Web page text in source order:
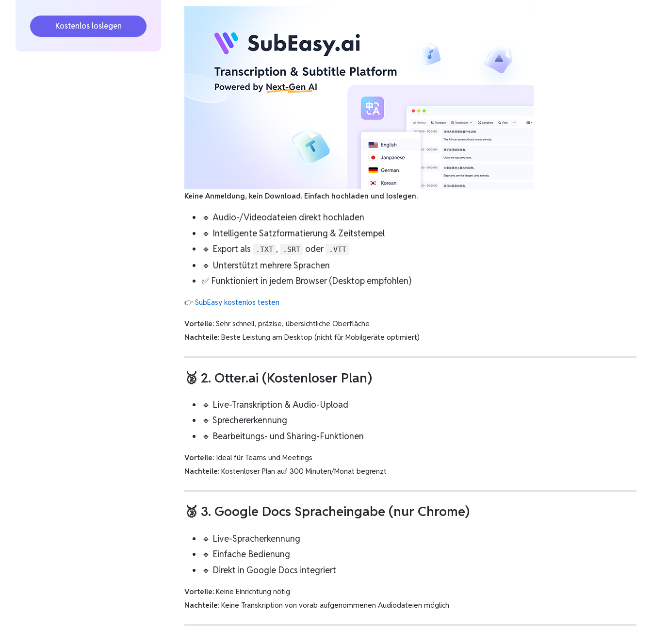
Kostenlos loslegen
Keine Anmeldung, kein Download. Einfach hochladen und loslegen.
🔹 Audio-/Videodateien direkt hochladen
🔹 Intelligente Satzformatierung & Zeitstempel
🔹 Export als
.TXT , .SRT oder .VTT
🔹 Unterstützt mehrere Sprachen
✅ Funktioniert in jedem Browser (Desktop empfohlen)
👉 SubEasy kostenlos testen
Vorteile: Sehr schnell, präzise, übersichtliche Oberfläche
Nachteile: Beste Leistung am Desktop (nicht für Mobilgeräte optimiert)
🥈 2. Otter.ai (Kostenloser Plan)
🔹 Live-Transkription & Audio-Upload
🔹 Sprechererkennung
🔹 Bearbeitungs- und Sharing-Funktionen
Vorteile: Ideal für Teams und Meetings
Nachteile: Kostenloser Plan auf 300 Minuten/Monat begrenzt
🥉 3. Google Docs Spracheingabe (nur Chrome)
🔹 Live-Spracherkennung
🔹 Einfache Bedienung
🔹 Direkt in Google Docs integriert
Vorteile: Keine Einrichtung nötig
Nachteile: Keine Transkription von vorab aufgenommenen Audiodateien möglich